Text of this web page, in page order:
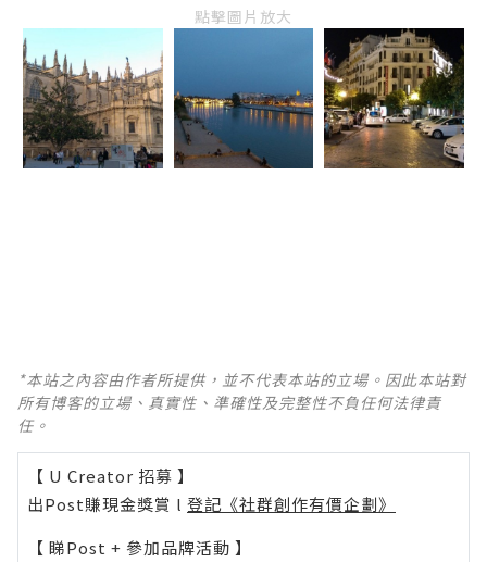
點擊圖片放大
*本站之內容由作者所提供，並不代表本站的立場。因此本站對
所有博客的立場、真實性、準確性及完整性不負任何法律責
任。
【 U Creator 招募 】
出Post賺現金獎賞 l 登記《社群創作有價企劃》
【 睇Post + 參加品牌活動 】